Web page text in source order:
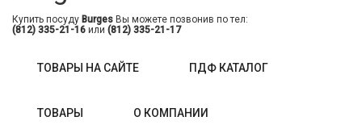
Купить посуду Burges Вы можете позвонив по тел:
(812) 335-21-16 или (812) 335-21-17
ТОВАРЫ НА САЙТЕ ПДФ КАТАЛОГ
ТОВАРЫ О КОМПАНИИ